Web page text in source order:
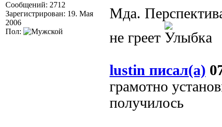
Сообщений: 2712
Зарегистрирован: 19. Мая
2006
Пол:
Мда.
не греет
lustin писал(а)
грамотно
получилось